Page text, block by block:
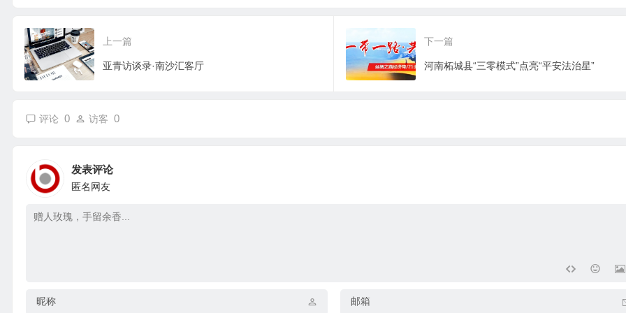
上一篇
亚青访谈录·南沙汇客厅
下一篇
河南柘城县“三零模式”点亮“平安法治星”
评论 0 访客 0
发表评论
匿名网友
昵称 邮箱